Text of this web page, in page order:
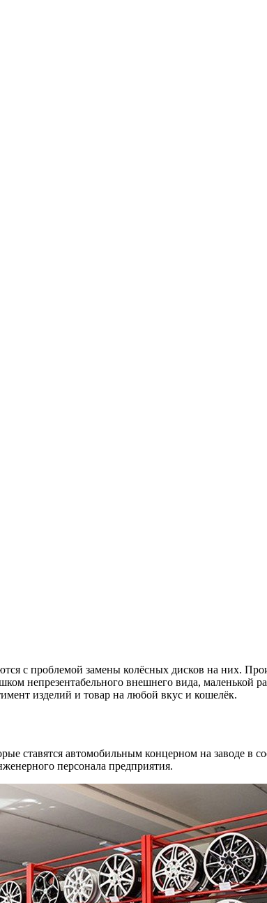
с проблемой замены колёсных дисков на них.
непрезентабельного внешнего вида, маленькой
изделий и товар на любой вкус и кошелёк.
ставятся автомобильным концерном на заводе в
персонала предприятия.